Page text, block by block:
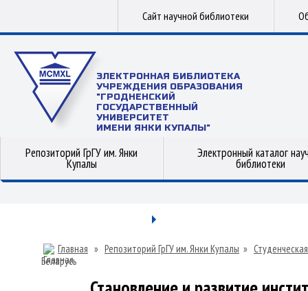
Сайт научной библиотеки
ЭЛЕКТРОННАЯ БИБЛИОТЕКА
УЧРЕЖДЕНИЯ ОБРАЗОВАНИЯ
"ГРОДНЕНСКИЙ
ГОСУДАРСТВЕННЫЙ
УНИВЕРСИТЕТ
ИМЕНИ ЯНКИ КУПАЛЫ"
Репозиторий ГрГУ им. Янки
Купалы
Электронный каталог
библиотеки
Главная » Репозиторий ГрГУ им. Янки Купалы »
Беларусь